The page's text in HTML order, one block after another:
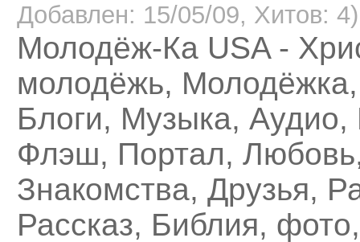
Добавлен: 15/05/09, Хитов: 4)
Молодёж-Ка USA -
молодёжь,
Блоги, Музыка, Аудио,
Флэш, Портал,
Знакомства, Друзья,
Рассказ, Библия, фото,